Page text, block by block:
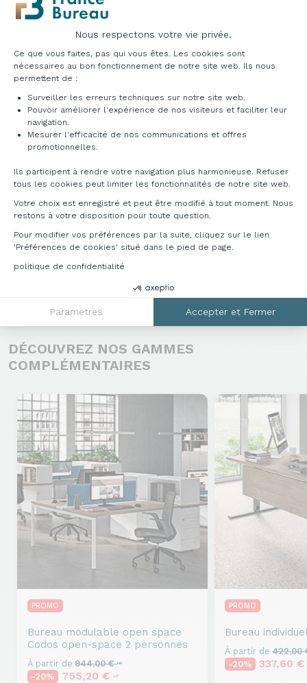
Nous respectons votre vie privée.
Plateforme de Gestion du Consentement :
Ce que vous faites, pas qui vous êtes. Les cookies sont
nécessaires au bon fonctionnement de notre site web. Ils nous
permettent de :
Surveiller les erreurs techniques sur notre site web.
Pouvoir améliorer l'expérience de nos visiteurs et faciliter leur
navigation.
Mesurer l'efficacité de nos communications et offres
promotionnelles.
Ils participent à rendre votre navigation plus harmonieuse. Refuser
tous les cookies peut limiter les fonctionnalités de notre site web.
Votre choix est enregistré et peut être modifié à tout moment. Nous
restons à votre disposition pour toute question.
Pour modifier vos préférences par la suite, cliquez sur le lien
'Préférences de cookies' situé dans le pied de page.
politique de confidentialité
Paramètres Accepter et Fermer
Axeptio consent
DÉCLINAISONS & TARIFS
Accédez au catalogue ci-dessous pour découvrir
les multitudes de possibilités qu'offre cette
gamme. Pour toutes informations
04 76 96 82 06ou sur info@francebureau.com
Télécharger la documentation
DÉCOUVREZ NOS GAMMES
COMPLÉMENTAIRES
PROMO
Bureau modulable open space
Codos open-space 2 personnes
À partir de 944,00 €HT
-20% 755,20 € HT
PROMO
Bureau individuel
À partir de 422,00
-20%
337,60